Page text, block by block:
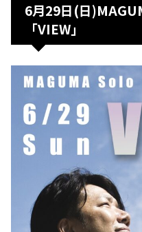
6月29日(日
「VIEW」